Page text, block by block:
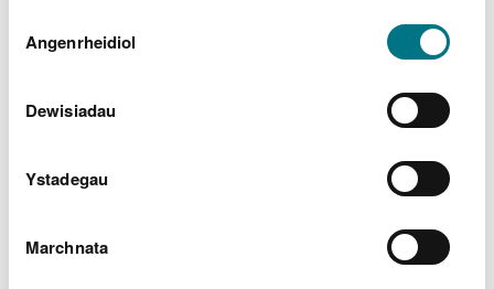
Gellirdarllen mwy am ein cwcis cyn i chi ddewis.
Caniatâd
Angenrheidiol
Dewisiadau
Ystadegau
Marchnata
10:40
Newidiadau i’r Cynllun Dirprwyo
Noddwr: Prys Davies, Cyfarwyddwr